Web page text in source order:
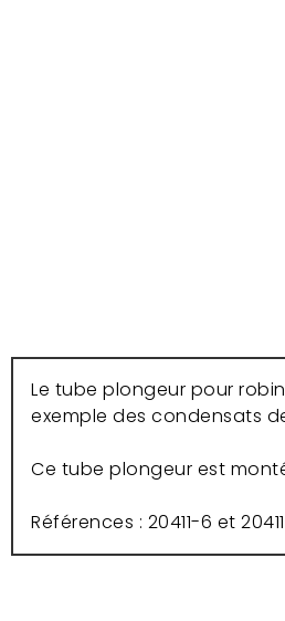
Le tube plongeur pour
exemple des condensats
Ce tube plongeur est
Références : 20411-6 et